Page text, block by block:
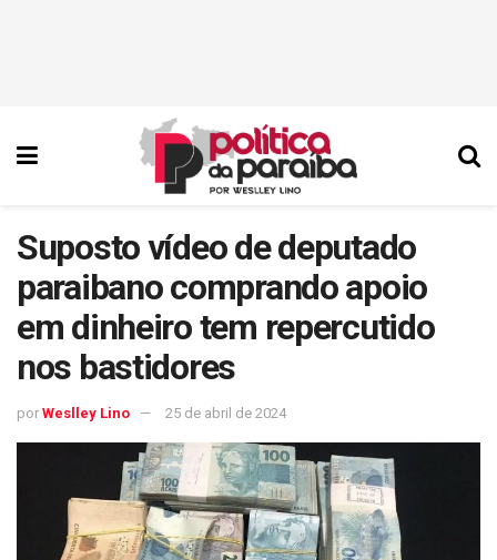
Suposto vídeo de deputado
paraibano comprando apoio
em dinheiro tem repercutido
nos bastidores
por Weslley Lino 25 de abril de 2024